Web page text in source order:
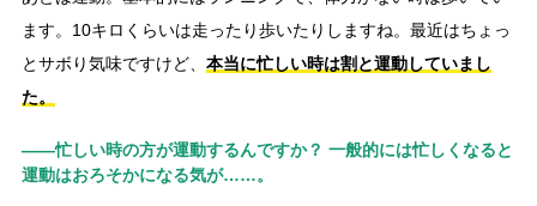
ます。10キロくらいは走ったり歩いたりしますね。最近はちょっ
とサボり気味ですけど、 本当に忙しい時は割と運動していまし
た。
――忙しい時の方が運動するんですか？ 一般的には忙しくなると
運動はおろそかになる気が……。